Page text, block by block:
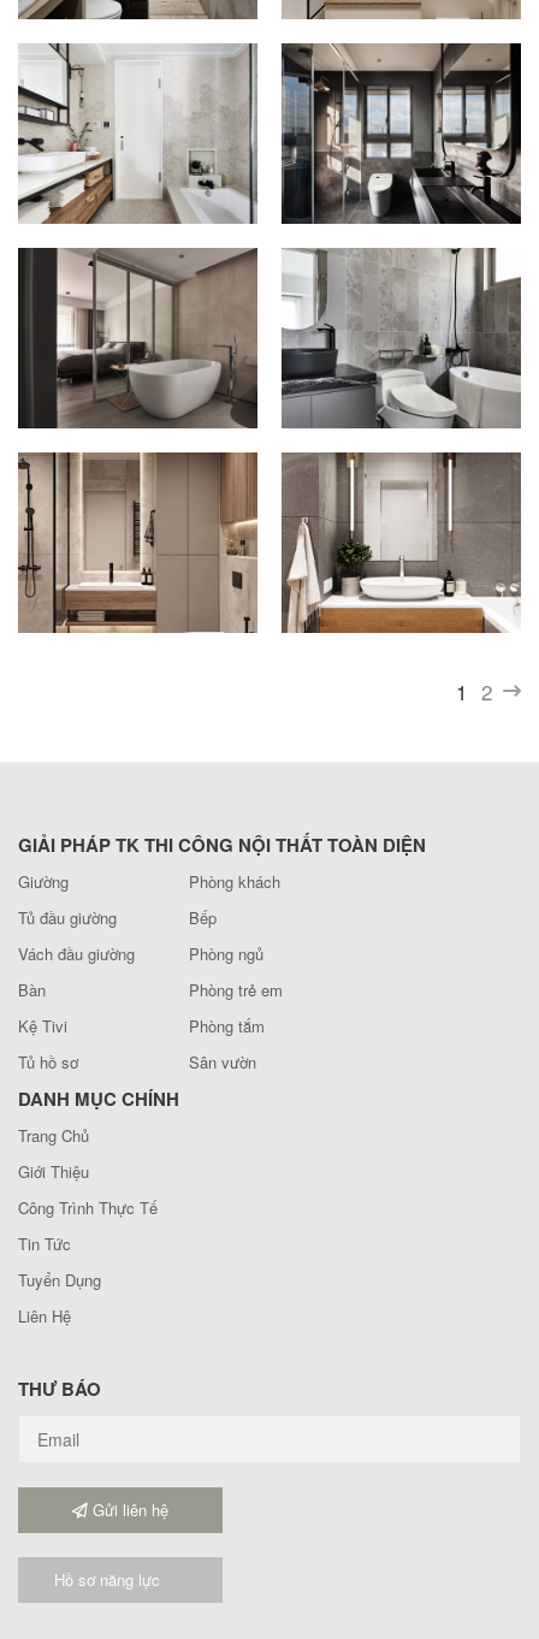
1(current)
2
GIẢI PHÁP TK THI CÔNG NỘI THẤT TOÀN DIỆN
Giường
Tủ đầu giường
Vách đầu giường
Bàn
Kệ Tivi
Tủ hồ sơ
Phòng khách
Bếp
Phòng ngủ
Phòng trẻ em
Phòng tắm
Sân vườn
DANH MỤC CHÍNH
Trang Chủ
Giới Thiệu
Công Trình Thực Tế
Tin Tức
Tuyển Dụng
Liên Hệ
THƯ BÁO
Gửi liên hệ
Hồ sơ năng lực